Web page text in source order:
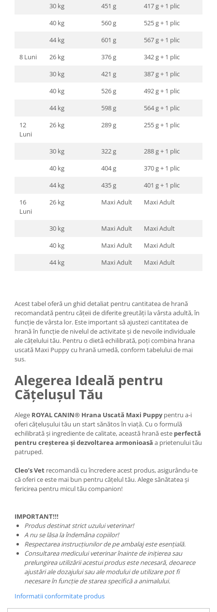
30 kg
451 g
417 g + 1 plic
40 kg
560 g
525 g + 1 plic
44 kg
601 g
567 g + 1 plic
8 Luni
26 kg 376 g
342 g + 1 plic
30 kg
421 g
387 g + 1 plic
40 kg
526 g
492 g + 1 plic
44 kg
598 g
564 g + 1 plic
12
Luni
26 kg 289 g 255 g + 1 plic
30 kg 322 g
288 g + 1 plic
40 kg
404 g
370 g + 1 plic
44 kg
435 g
401 g + 1 plic
16
Luni
26 kg Maxi Adult Maxi Adult
30 kg Maxi Adult
Maxi Adult
40 kg
Maxi Adult
Maxi Adult
44 kg
Maxi Adult Maxi Adult
Acest tabel oferă un ghid detaliat pentru cantitatea de hrană
recomandată pentru cățeii de diferite greutăți la vârsta adultă, în
funcție de vârsta lor. Este important să ajustezi cantitatea de
hrană în funcție de nivelul de activitate și de nevoile individuale
ale cățelului tău. Pentru o dietă echilibrată, poți combina hrana
uscată Maxi Puppy cu hrană umedă, conform tabelului de mai
sus.
Alegerea Ideală pentru
Cățelușul Tău
Alege ROYAL CANIN® Hrana Uscată Maxi Puppypentru a-i
oferi cățelușului tău un start sănătos în viață. Cu o formulă
echilibrată și ingrediente de calitate, această hrană este perfectă
pentru creșterea și dezvoltarea armonioasă a prietenului tău
patruped.
Cleo’s Vet recomandă cu încredere acest produs, asigurându-te
că oferi ce este mai bun pentru cățelul tău. Alege sănătatea și
fericirea pentru micul tău companion!
IMPORTANT!!!
Produs destinat strict uzului veterinar!
A nu se lăsa la îndemâna copiilor!
Respectarea instrucțiunilor de pe ambalaj este esențială.
Consultarea medicului veterinar înainte de inițierea sau
prelungirea utilizării acestui produs este necesară, deoarece
ajustări ale dozajului sau ale modului de utilizare pot fi
necesare în funcție de starea specifică a animalului.
Informatii conformitate produs